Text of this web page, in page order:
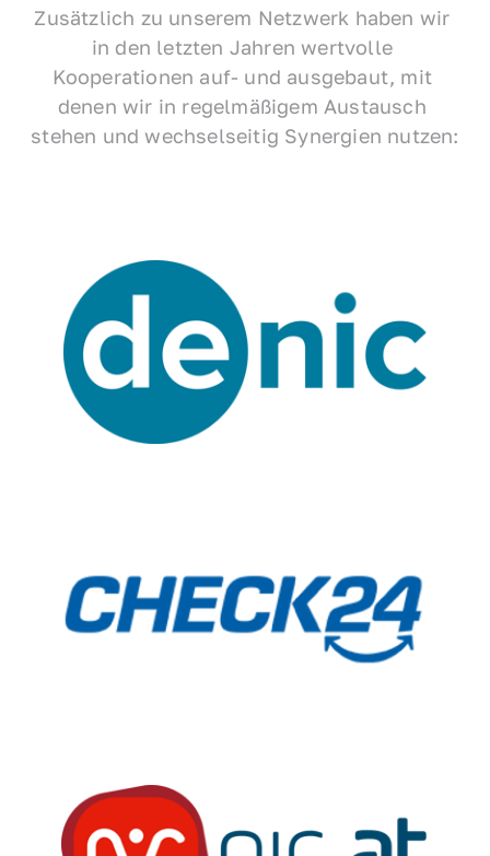
Zusätzlich zu unserem Netzwerk haben wir
in den letzten Jahren wertvolle
Kooperationen auf- und ausgebaut, mit
denen wir in regelmäßigem Austausch
stehen und wechselseitig Synergien nutzen: